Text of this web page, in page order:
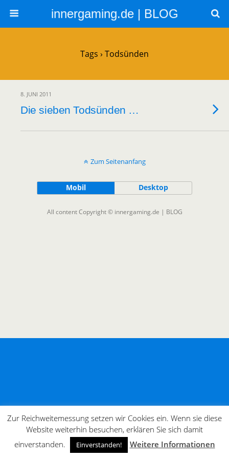
innergaming.de | BLOG
Tags › Todsünden
8. JUNI 2011
Die sieben Todsünden …
Zum Seitenanfang
Mobil Desktop
All content Copyright © innergaming.de | BLOG
Zur Reichweitemessung setzen wir Cookies ein. Wenn sie diese
Website weiterhin besuchen, erklären Sie sich damit
einverstanden.
Einverstanden! Weitere Informationen